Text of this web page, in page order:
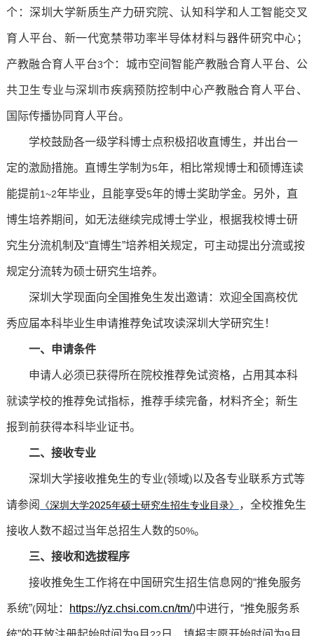
个：深圳大学新质生产力研究院、认知科学和人工智能交叉
育人平台、新一代宽禁带功率半导体材料与器件研究中心；
产教融合育人平台3个：城市空间智能产教融合育人平台、公
共卫生专业与深圳市疾病预防控制中心产教融合育人平台、
国际传播协同育人平台。
学校鼓励各一级学科博士点积极招收直博生，并出台一
定的激励措施。直博生学制为5年，相比常规博士和硕博连读
能提前1~2年毕业，且能享受5年的博士奖助学金。另外，直
博生培养期间，如无法继续完成博士学业，根据我校博士研
究生分流机制及“直博生”培养相关规定，可主动提出分流或按
规定分流转为硕士研究生培养。
深圳大学现面向全国推免生发出邀请：欢迎全国高校优
秀应届本科毕业生申请推荐免试攻读深圳大学研究生！
一、申请条件
申请人必须已获得所在院校推荐免试资格，占用其本科
就读学校的推荐免试指标，推荐手续完备，材料齐全；新生
报到前获得本科毕业证书。
二、接收专业
深圳大学接收推免生的专业(领域)以及各专业联系方式等
请参阅 《深圳大学2025年硕士研究生招生专业目录》 ，全校推免生
接收人数不超过当年总招生人数的50%。
三、接收和选拔程序
接收推免生工作将在中国研究生招生信息网的“推免服务
系统”(网址： https://yz.chsi.com.cn/tm/)中进行，“推免服务系